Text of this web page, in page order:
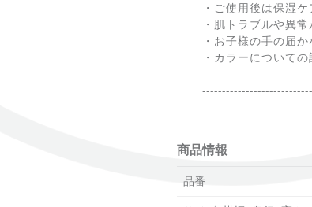
・ご使用後は保湿
・肌トラブルや異
・お子様の手の届
・カラーについて
商品情報
品番